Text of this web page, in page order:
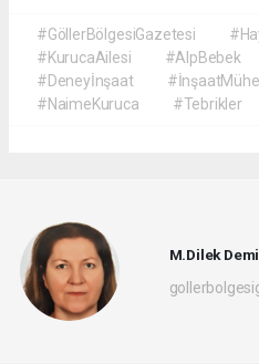
#GöllerBölgesiGazetesi
#KurucaAilesi
#AlpBebek
#Deneyİnşaat
#NaimeKuruca
#Tebrikler
M.Dilek